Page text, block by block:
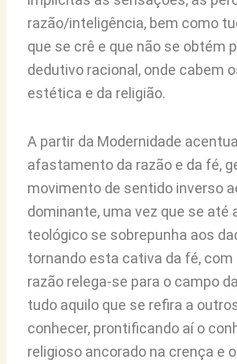
razão/inteligência, bem como
que se crê e que não se obtém
dedutivo racional, onde cabem
estética e da religião.
A partir da Modernidade
afastamento da razão e da fé,
movimento de sentido inverso
dominante, uma vez que se até
teológico se sobrepunha aos
tornando esta cativa da fé, com
razão relega-se para o campo
tudo aquilo que se refira a
conhecer, prontificando aí o
religioso ancorado na crença e